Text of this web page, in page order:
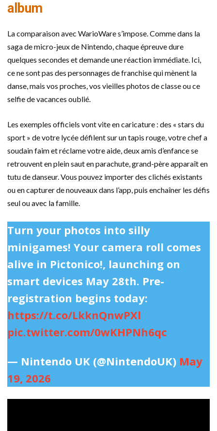
album
La comparaison avec WarioWare s’impose. Comme dans la
saga de micro-jeux de Nintendo, chaque épreuve dure
quelques secondes et demande une réaction immédiate. Ici,
ce ne sont pas des personnages de franchise qui mènent la
danse, mais vos proches, vos vieilles photos de classe ou ce
selfie de vacances oublié.
Les exemples officiels vont vite en caricature : des « stars du
sport » de votre lycée défilent sur un tapis rouge, votre chef a
soudain faim et réclame votre aide, deux amis d’enfance se
retrouvent en plein saut en parachute, grand-père apparaît en
tutu de danseur. Vous pouvez importer des clichés existants
ou en capturer de nouveaux dans l’app, puis enchaîner les défis
seul ou avec la famille.
Turn your photos into silly
minigames! Your camera roll comes
alive in Pictonico!, launching on
smart devices May 28th. Pre-
registration begins today:
https://t.co/LkknQnwPXl
pic.twitter.com/0wKHPNh6qc
— Nintendo UK (@NintendoUK) May
19, 2026